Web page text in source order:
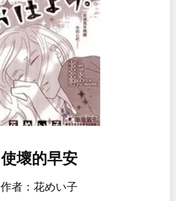
使壞的早安
作者：花めい子